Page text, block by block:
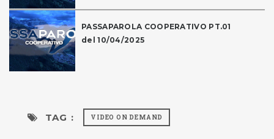
PASSAPAROLA COOPERATIVO PT.01
del 10/04/2025
TAG : VIDEO ON DEMAND